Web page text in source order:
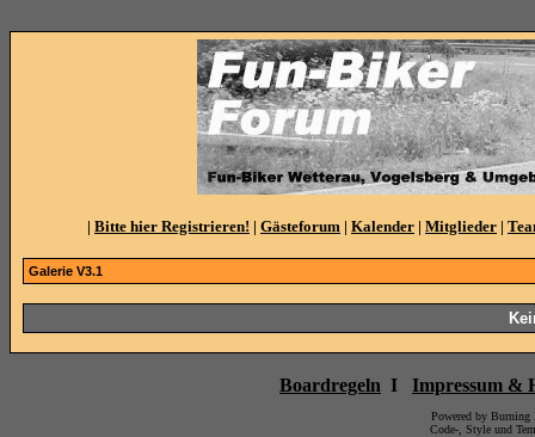
| Bitte hier Registrieren! | Gästeforum | Kalender | Mitglieder |
Galerie V3.1
Boardregeln I Impressum &
Powered by
Code-, Style und